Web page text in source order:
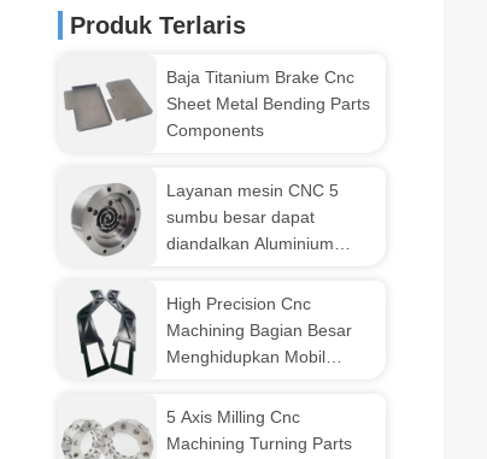
Produk Terlaris
Baja Titanium Brake Cnc
Sheet Metal Bending Parts
Components
Layanan mesin CNC 5
sumbu besar dapat
diandalkan Aluminium
Titanium Plastik
High Precision Cnc
Machining Bagian Besar
Menghidupkan Mobil
Mesin
5 Axis Milling Cnc
Machining Turning Parts